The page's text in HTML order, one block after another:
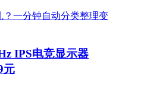
IPS电竞显示器
元